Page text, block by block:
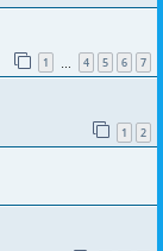
1 4 5 6 7
1 2